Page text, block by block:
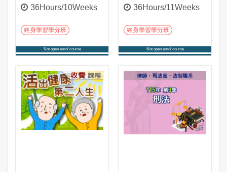
36Hours/10Weeks
終身學習學分班
Not open enrol course
36Hours/11Weeks
終身學習學分班
Not open enrol course